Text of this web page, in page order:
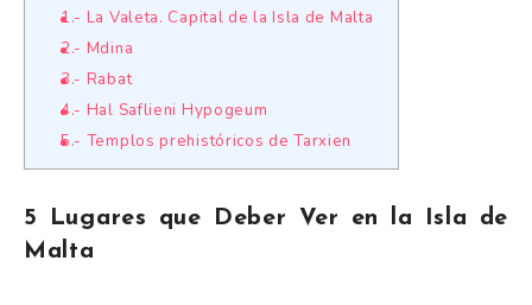
1.- La Valeta. Capital de la Isla de Malta
2.- Mdina
3.- Rabat
4.- Hal Saflieni Hypogeum
5.- Templos prehistóricos de Tarxien
5 Lugares que Deber Ver en la Isla de
Malta